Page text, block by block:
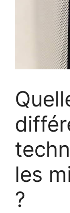
les
?